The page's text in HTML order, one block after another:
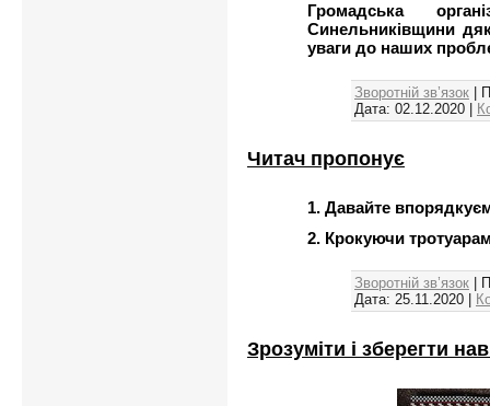
Громадська
Синельниківщини
уваги до наших
Зворотній зв’язок |
Дата: 02.12.2020
Читач пропонує
1. Давайте
2. Крокуючи
Зворотній зв’язок |
Дата: 25.11.2020 |
Зрозуміти і зберегти